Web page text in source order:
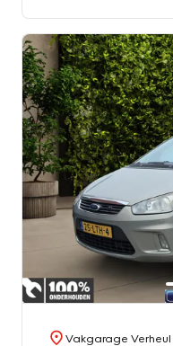
Vakgarage Verheul